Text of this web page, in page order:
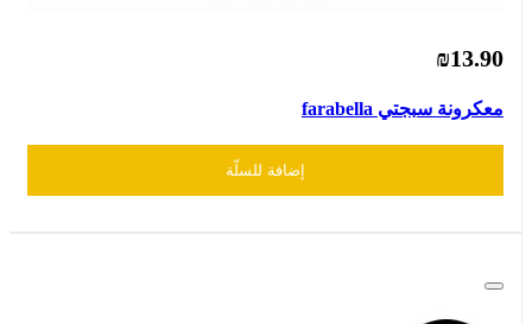
₪13.90
معكرونة سبجتي farabella
إضافة للسلّة